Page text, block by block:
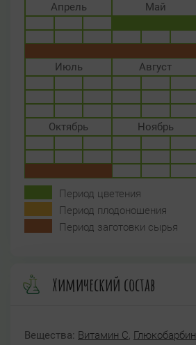
Апрель Май
Июль Август
Октябрь Ноябрь
Период цветения
Период плодоношения
Период заготовки сырья
Химический состав
Вещества: Витамин C, Глюкобарбин